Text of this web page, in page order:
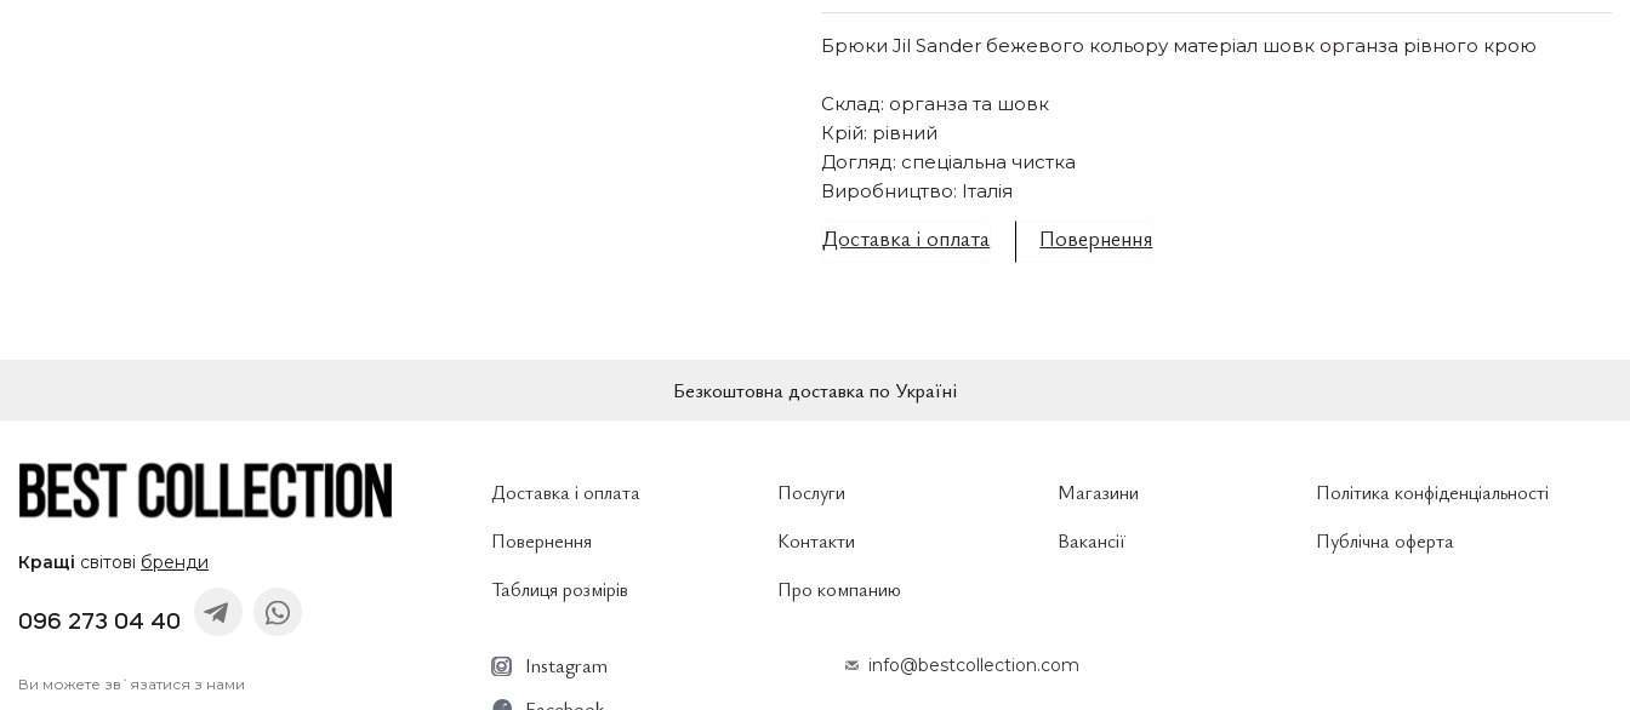
Брюки Jil Sander бежевого кольору матеріал шовк органза рівного крою
Склад: органза та шовк
Крій: рівний
Догляд: спеціальна чистка
Виробництво: Італія
Доставка і оплата Повернення
Безкоштовна доставка по Україні
Кращі світові бренди
096 273 04 40
Ви можете зв`язатися з нами
Доставка і оплата
Повернення
Таблиця розмірів
Послуги
Контакти
Про компанию
Магазини
Вакансії
Політика конфіденціальності
Публічна оферта
Instagram
info@bestcollection.com